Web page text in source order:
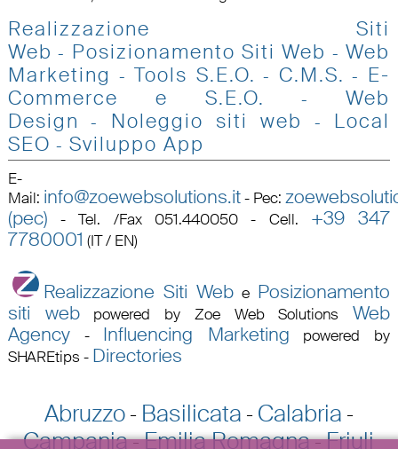
Realizzazione Siti
Web - Posizionamento Siti Web -Web
Marketing - Tools S.E.O. - C.M.S. - E-
Commerce e S.E.O.
-Web
Design
- Noleggio siti web - Local
SEO - Sviluppo App
E-
Mail: info@zoewebsolutions.it- Pec:
(pec) -Tel. /Fax 051.440050 - Cell. +39 347
7780001 (IT / EN)
Realizzazione Siti Web e Posizionamento
siti webpowered by Zoe Web SolutionsWeb
Agency- Influencing Marketing powered by
SHAREtips - Directories
Abruzzo- Basilicata - Calabria -
Campania-Emilia Romagna-Friuli